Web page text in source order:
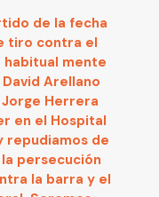
de la fecha
tiro contra el
habitual mente
Arellano
Herrera
en el Hospital
repudiamos de
persecución
la barra y el